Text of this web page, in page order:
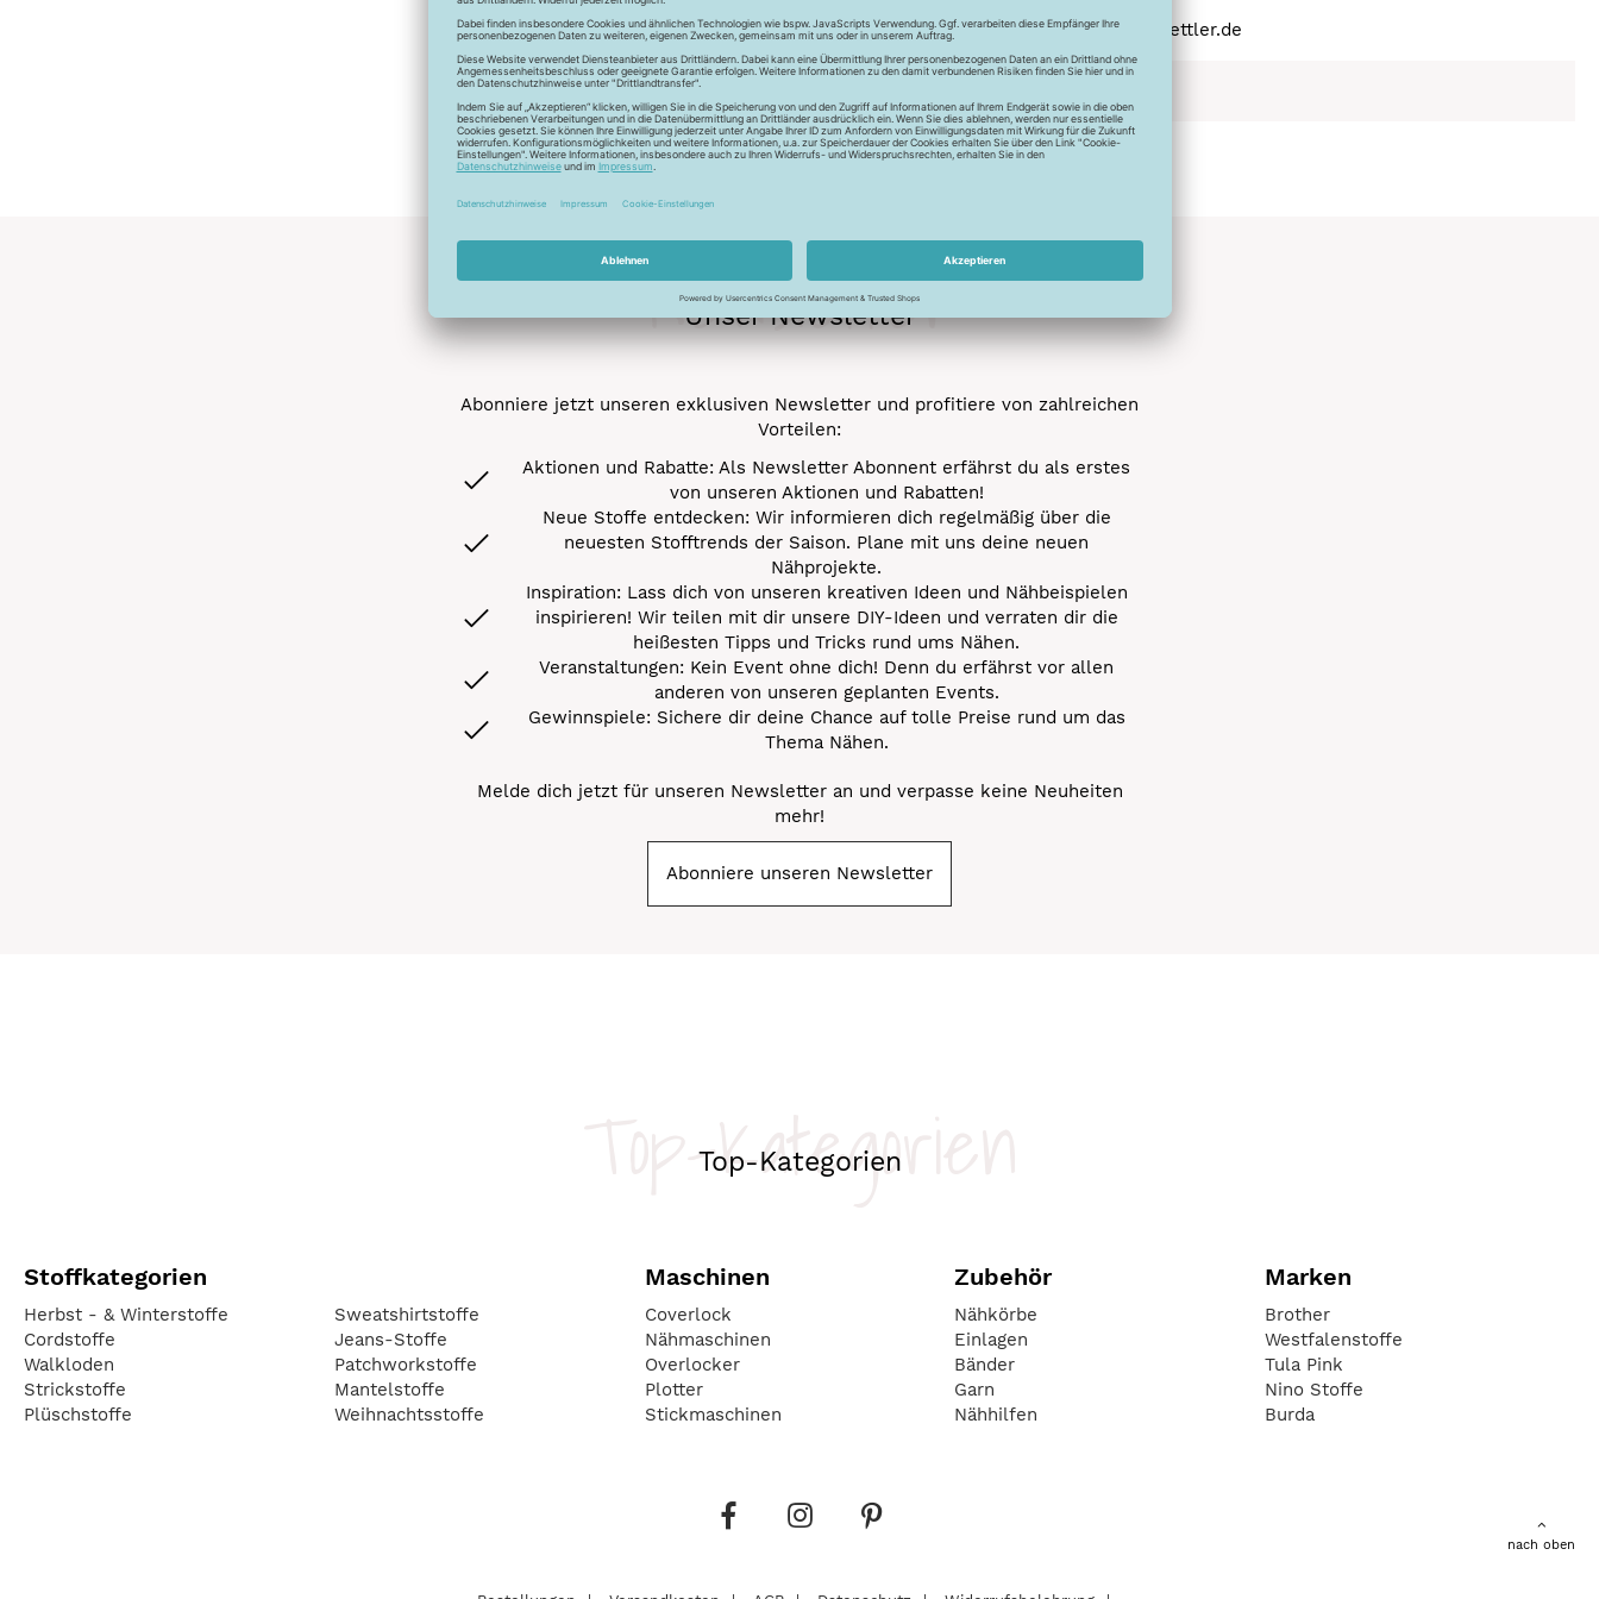
info (a) amann-mettler.de
Unser Newsletter
Newsletter
Abonniere jetzt unseren exklusiven Newsletter und profitiere von zahlreichen
Vorteilen:
Aktionen und Rabatte: Als Newsletter Abonnent erfährst du als erstes
von unseren Aktionen und Rabatten!
Neue Stoffe entdecken: Wir informieren dich regelmäßig über die
neuesten Stofftrends der Saison. Plane mit uns deine neuen
Nähprojekte.
Inspiration: Lass dich von unseren kreativen Ideen und Nähbeispielen
inspirieren! Wir teilen mit dir unsere DIY-Ideen und verraten dir die
heißesten Tipps und Tricks rund ums Nähen.
Veranstaltungen: Kein Event ohne dich! Denn du erfährst vor allen
anderen von unseren geplanten Events.
Gewinnspiele: Sichere dir deine Chance auf tolle Preise rund um das
Thema Nähen.
Melde dich jetzt für unseren Newsletter an und verpasse keine Neuheiten
mehr!
Abonniere unseren Newsletter
Top-Kategorien
Top-Kategorien
Stoffkategorien
Herbst - & Winterstoffe
Cordstoffe
Walkloden
Strickstoffe
Plüschstoffe
Sweatshirtstoffe
Jeans-Stoffe
Patchworkstoffe
Mantelstoffe
Weihnachtsstoffe
Maschinen
Coverlock
Nähmaschinen
Overlocker
Plotter
Stickmaschinen
Zubehör
Nähkörbe
Einlagen
Bänder
Garn
Nähhilfen
Marken
Brother
Westfalenstoffe
Tula Pink
Nino Stoffe
Burda
nach oben